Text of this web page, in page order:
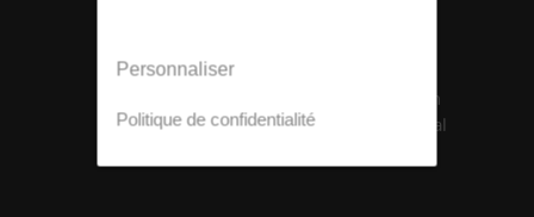
française
Certification
Santé Médical
Personnaliser
Politique de confidentialité